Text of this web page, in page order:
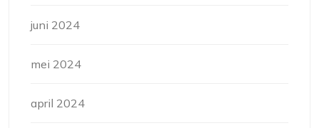
juni 2024
mei 2024
april 2024